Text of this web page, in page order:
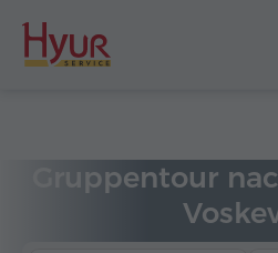
Gruppentour